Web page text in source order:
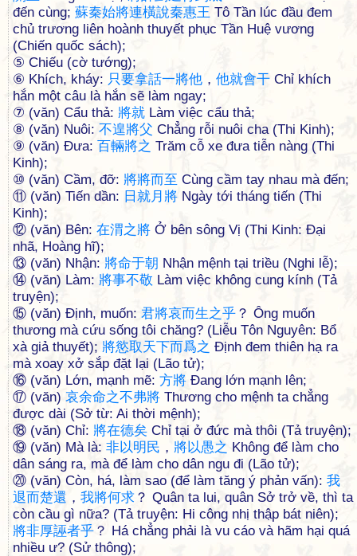
đến cùng; 蘇秦始將連橫說秦惠王 Tô Tần lúc đầu đem
chủ trương liên hoành thuyết phục Tần Huệ vương
(Chiến quốc sách);
⑤ Chiếu (cờ tướng);
⑥ Khích, kháy: 只要拿話一將他 ， 他就會干 Chỉ khích
hắn một câu là hắn sẽ làm ngay;
⑦ (văn) Cẩu thả: 將就 Làm việc cẩu thả;
⑧ (văn) Nuôi: 不遑將父 Chẳng rỗi nuôi cha (Thi Kinh);
⑨ (văn) Đưa: 百輛將之 Trăm cỗ xe đưa tiễn nàng (Thi
Kinh);
⑩ (văn) Cầm, đỡ: 將將而至 Cùng cầm tay nhau mà đến;
⑪ (văn) Tiến dần: 日 就月 將 Ngày tới tháng tiến (Thi
Kinh);
⑫ (văn) Bên: 在渭之將 Ở bên sông Vị (Thi Kinh: Đại
nhã, Hoàng hĩ);
⑬ (văn) Nhận: 將命于朝 Nhận mệnh tại triều (Nghi lễ);
⑭ (văn) Làm: 將事不敬 Làm việc không cung kính (Tả
truyện);
⑮ (văn) Định, muốn: 君將哀而生之乎 ？ Ông muốn
thương mà cứu sống tôi chăng? (Liễu Tôn Nguyên: Bổ
xà giả thuyết); 將慾取天下而爲之 Định đem thiên hạ ra
mà xoay xở sắp đặt lại (Lão tử);
⑯ (văn) Lớn, mạnh mẽ: 方將 Đang lớn mạnh lên;
⑰ (văn) 哀余命之不弗將 Thương cho mệnh ta chẳng
được dài (Sở từ: Ai thời mệnh);
⑱ (văn) Chỉ: 將在德矣 Chỉ tại ở đức mà thôi (Tả truyện);
⑲ (văn) Mà là: 非以明 民 ， 將以愚之 Không để làm cho
dân sáng ra, mà để làm cho dân ngu đi (Lão tử);
⑳ (văn) Còn, há, làm sao (để làm tăng ý phản vấn): 我
退而楚還 ， 我將何求 ？ Quân ta lui, quân Sở trở về, thì ta
còn cầu gì nữa? (Tả truyện: Hi công nhị thập bát niên);
將非厚誣者乎 ？ Há chẳng phải là vu cáo và hãm hại quá
nhiều ư? (Sử thông);